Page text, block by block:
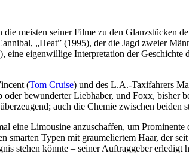
meisten seiner Filme zu den Glanzstücken
„Heat” (1995), der die Jagd zweier
eigenwillige Interpretation der
(Tom Cruise) und des L.A.-Taxifahrers
bewunderter Liebhaber, und Foxx, bisher
auch die Chemie zwischen beiden
eine Limousine anzuschaffen, um
Typen mit graumeliertem Haar, der
stehen könnte – seiner Auftraggeber erledigt